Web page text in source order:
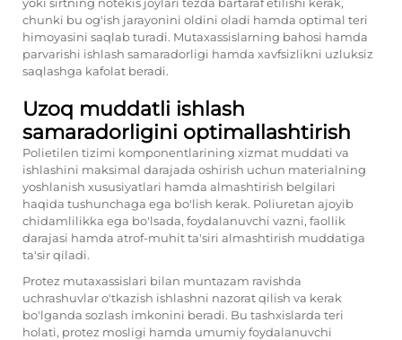
chunki bu og'ish jarayonini oldini oladi hamda optimal teri
himoyasini saqlab turadi. Mutaxassislarning bahosi hamda
parvarishi ishlash samaradorligi hamda xavfsizlikni uzluksiz
saqlashga kafolat beradi.
Uzoq muddatli ishlash
samaradorligini optimallashtirish
Polietilen tizimi komponentlarining xizmat muddati va
ishlashini maksimal darajada oshirish uchun materialning
yoshlanish xususiyatlari hamda almashtirish belgilari
haqida tushunchaga ega bo'lish kerak. Poliuretan ajoyib
chidamlilikka ega bo'lsada, foydalanuvchi vazni, faollik
darajasi hamda atrof-muhit ta'siri almashtirish muddatiga
ta'sir qiladi.
Protez mutaxassislari bilan muntazam ravishda
uchrashuvlar o'tkazish ishlashni nazorat qilish va kerak
bo'lganda sozlash imkonini beradi. Bu tashxislarda teri
holati, protez mosligi hamda umumiy foydalanuvchi